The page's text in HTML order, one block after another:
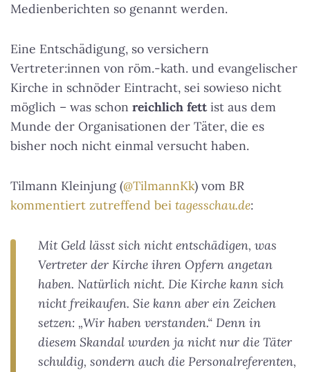
Medienberichten so genannt werden.
Eine Entschädigung, so versichern
Vertreter:innen von röm.-kath. und evangelischer
Kirche in schnöder Eintracht, sei sowieso nicht
möglich – was schon reichlich fettist aus dem
Munde der Organisationen der Täter, die es
bisher noch nicht einmal versucht haben.
Tilmann Kleinjung (@TilmannKk) vom BR
kommentiert zutreffend bei tagesschau.de:
Mit Geld lässt sich nicht entschädigen, was
Vertreter der Kirche ihren Opfern angetan
haben. Natürlich nicht. Die Kirche kann sich
nicht freikaufen. Sie kann aber ein Zeichen
setzen: „Wir haben verstanden.“ Denn in
diesem Skandal wurden ja nicht nur die Täter
schuldig, sondern auch die Personalreferenten,